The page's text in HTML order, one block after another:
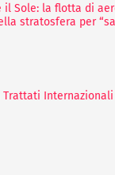
il Sole: la flotta di
stratosfera per
Trattati